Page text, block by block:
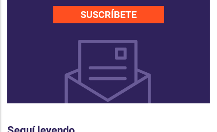
SUSCRÍBETE